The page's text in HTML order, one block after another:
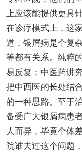
上应该能提供更具
在诊疗模式上，这
道，银屑病是个复
等都有关系。纯粹
易反复；中医药讲
把中西医的长处结
的一种思路。至于
备受广大银屑病患
人而异，毕竟个体
院谁去过这个问题